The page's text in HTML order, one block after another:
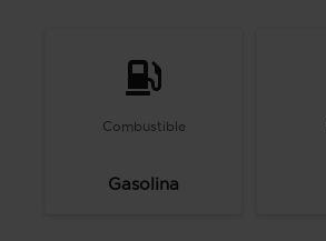
Combustible
Gasolina